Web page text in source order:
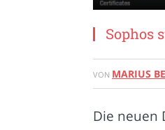
Sophos
VON MARIUS
Die neuen